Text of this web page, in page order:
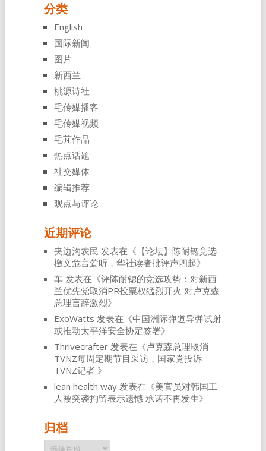
分类
English
国际新闻
图片
新西兰
桃源诗社
毛传媒播客
毛传媒视频
毛芃作品
热点话题
社交媒体
编辑推荐
观点与评论
近期评论
夹边沟农民 发表在《 【论坛】陈耐锶竞选
檄文危言耸听，华社读者批评声四起》
车发表在《评陈耐锶的竞选攻势：对新西
兰优先党取消PR投票权猛烈开火 对卢克森
总理言辞激烈》
ExoWatts 发表在《中国洲际弹道导弹试射
或推动太平洋安全协定签署》
Thrivecrafter发表在《卢克森总理取消
TVNZ每周定期节目采访，国家党投诉
TVNZ记者 》
lean health way发表在《美官员对韩国工
人被突袭拘留表示遗憾 承诺不再发生》
归档
归